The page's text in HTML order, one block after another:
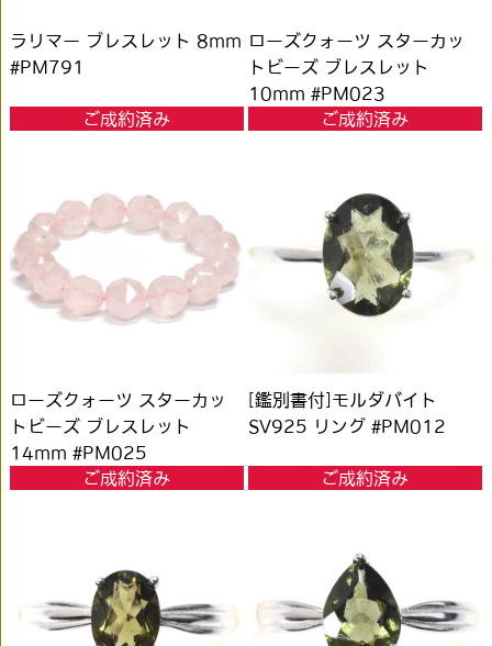
ラリマー ブレスレット 8mm
#PM791
ご成約済み
ローズクォーツ スターカッ
トビーズ ブレスレット
10mm #PM023
ご成約済み
ローズクォーツ スターカッ
トビーズ ブレスレット
14mm #PM025
ご成約済み
[鑑別書付]モルダバイト
SV925 リング #PM012
ご成約済み